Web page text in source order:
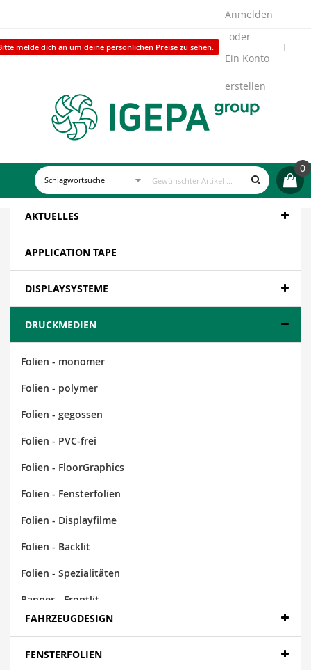
melde dich an um deine persönlichen Preise zu sehen.
Anmelden
Ein Konto
erstellen
0
AKTUELLES
APPLICATION TAPE
DISPLAYSYSTEME
DRUCKMEDIEN
Folien - monomer
Folien - polymer
Folien - gegossen
Folien - PVC-frei
Folien - FloorGraphics
Folien - Fensterfolien
Folien - Displayfilme
Folien - Backlit
Folien - Spezialitäten
Banner - Frontlit
Banner - Backlit
Banner - Blockout
FAHRZEUGDESIGN
FENSTERFOLIEN